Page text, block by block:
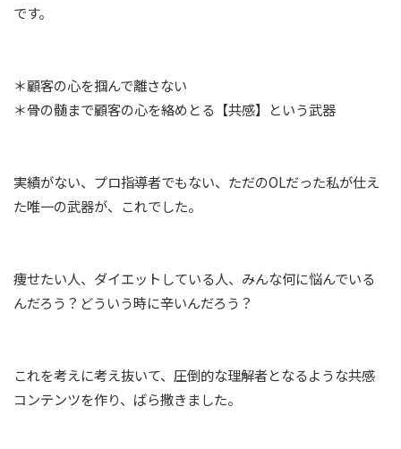
です。
＊顧客の心を掴んで離さない
＊骨の髄まで顧客の心を絡めとる【共感】という武器
実績がない、プロ指導者でもない、ただのOLだった私が仕え
た唯一の武器が、これでした。
痩せたい人、ダイエットしている人、みんな何に悩んでいる
んだろう？どういう時に辛いんだろう？
これを考えに考え抜いて、圧倒的な理解者となるような共感
コンテンツを作り、ばら撒きました。